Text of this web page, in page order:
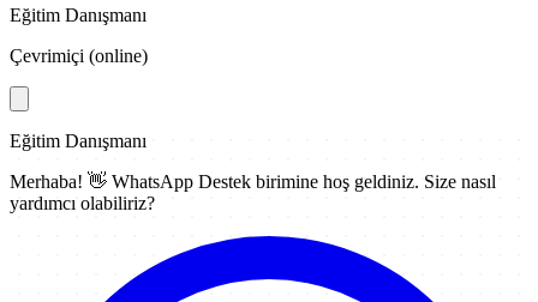
Eğitim Danışmanı
Çevrimiçi (online)
Eğitim Danışmanı
Merhaba! 👋 WhatsApp Destek birimine hoş geldiniz. Size nasıl
yardımcı olabiliriz?